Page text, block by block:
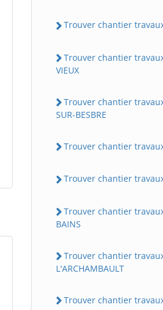
Trouver chantier travaux
Trouver chantier travaux
VIEUX
Trouver chantier travaux
SUR-BESBRE
Trouver chantier travaux
Trouver chantier travaux
Trouver chantier travaux
BAINS
Trouver chantier
L'ARCHAMBAULT
Trouver chantier